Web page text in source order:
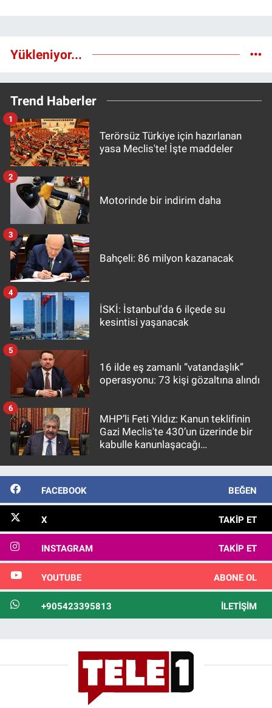
Yükleniyor...
Trend Haberler
Terörsüz Türkiye için hazırlanan
yasa Meclis'te! İşte maddeler
1
Motorinde bir indirim daha
2
Bahçeli: 86 milyon kazanacak
3
İSKİ: İstanbul'da 6 ilçede su
kesintisi yaşanacak
4
16 ilde eş zamanlı “vatandaşlık”
operasyonu: 73 kişi gözaltına alındı
5
MHP’li Feti Yıldız: Kanun teklifinin
Gazi Meclis'te 430’un üzerinde bir
kabulle kanunlaşacağı
6
FACEBOOK BEĞEN
X TAKIP ET
INSTAGRAM TAKIP ET
YOUTUBE ABONE OL
+905423395813 İLETIŞIM